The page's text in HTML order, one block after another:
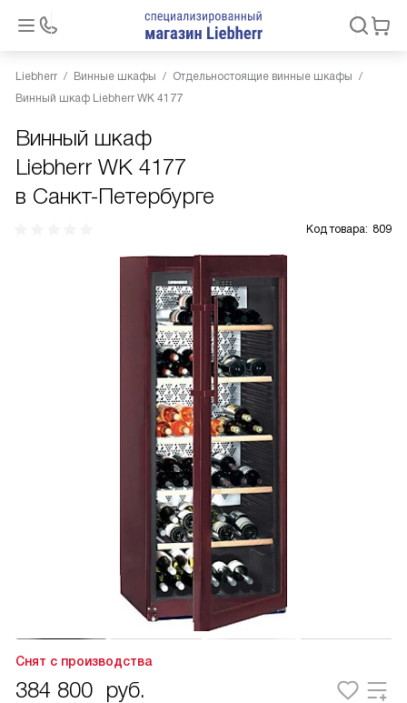
Liebherr Винные шкафы
Отдельностоящие винные шкафы
Винный шкаф Liebherr WK 4177
Винный шкаф
Liebherr WK 4177
в Санкт-Петербурге
Код товара: 809
Снят с производства
384 800 руб.